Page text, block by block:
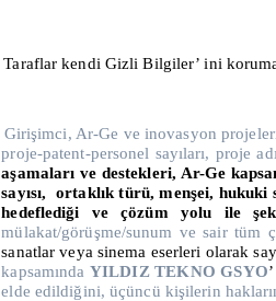
Taraflar kendi Gizli Bilgiler’ ini
Girişimci, Ar-Ge ve inovasyon
proje-patent-personel sayıları, proje
aşamaları ve destekleri, Ar-Ge
sayısı, ortaklık türü, menşei,
hedeflediği ve çözüm yolu ile
mülakat/görüşme/sunum ve sair tüm
sanatlar veya sinema eserleri olarak
kapsamındaYILDIZ TEKNO GSYO
elde edildiğini, üçüncü kişilerin